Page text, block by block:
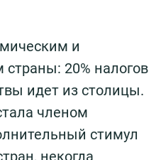
и
20% налогов
идет из столицы.
членом
стимул
некогда